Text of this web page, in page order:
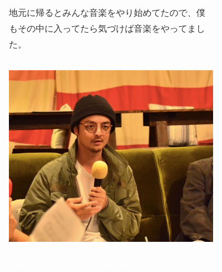
地元に帰るとみんな音楽をやり始めてたので、僕
もその中に入ってたら気づけば音楽をやってまし
た。